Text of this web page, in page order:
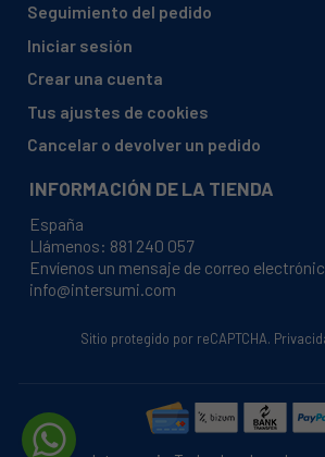
Seguimiento del pedido
Iniciar sesión
Crear una cuenta
Tus ajustes de cookies
Cancelar o devolver un pedido
INFORMACIÓN DE LA TIENDA
España
Llámenos: 881 240 057
Envíenos un mensaje de correo
info@intersumi.com
Sitio protegido por reCAPTCHA.